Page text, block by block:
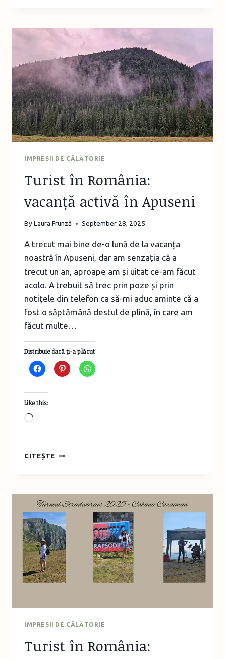
CIRCUITUL
VLĂDESEI
(APUSENI)
IMPRESII DE CĂLĂTORIE
Turist în România:
vacanță activă în Apuseni
ByLaura Frunză September 28, 2025
A trecut mai bine de-o lună de la vacanța
noastră în Apuseni, dar am senzația că a
trecut un an, aproape am și uitat ce-am făcut
acolo. A trebuit să trec prin poze și prin
notițele din telefon ca să-mi aduc aminte că a
fost o săptămână destul de plină, în care am
făcut multe…
Distribuie dacă ţi-a plăcut
Like this:
Loading…
CITEȘTETURIST
ACTIVĂ
ÎN
APUSENI
IMPRESII DE CĂLĂTORIE
Turist în România: